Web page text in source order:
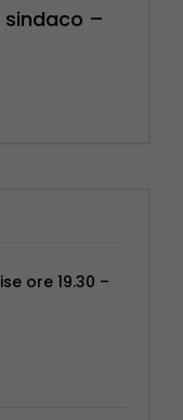
sindaco –
di
organici
–
ore 19.30 –